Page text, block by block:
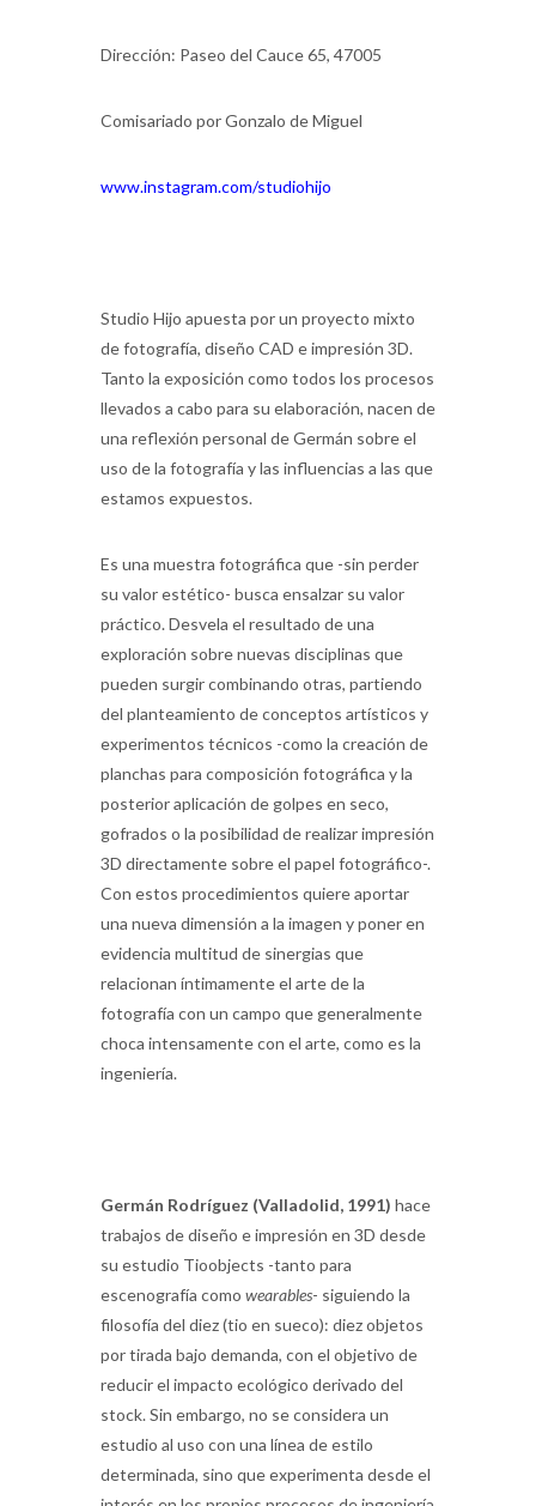
Dirección: Paseo del Cauce 65, 47005
Comisariado por Gonzalo de Miguel
www.instagram.com/studiohijo
Studio Hijo apuesta por un proyecto mixto
de fotografía, diseño CAD e impresión 3D.
Tanto la exposición como todos los procesos
llevados a cabo para su elaboración, nacen de
una reflexión personal de Germán sobre el
uso de la fotografía y las influencias a las que
estamos expuestos.
Es una muestra fotográfica que -sin perder
su valor estético- busca ensalzar su valor
práctico. Desvela el resultado de una
exploración sobre nuevas disciplinas que
pueden surgir combinando otras, partiendo
del planteamiento de conceptos artísticos y
experimentos técnicos -como la creación de
planchas para composición fotográfica y la
posterior aplicación de golpes en seco,
gofrados o la posibilidad de realizar impresión
3D directamente sobre el papel fotográfico-.
Con estos procedimientos quiere aportar
una nueva dimensión a la imagen y poner en
evidencia multitud de sinergias que
relacionan íntimamente el arte de la
fotografía con un campo que generalmente
choca intensamente con el arte, como es la
ingeniería.
Germán Rodríguez (Valladolid, 1991) hace
trabajos de diseño e impresión en 3D desde
su estudio Tioobjects -tanto para
escenografía como wearables- siguiendo la
filosofía del diez (tio en sueco): diez objetos
por tirada bajo demanda, con el objetivo de
reducir el impacto ecológico derivado del
stock. Sin embargo, no se considera un
estudio al uso con una línea de estilo
determinada, sino que experimenta desde el